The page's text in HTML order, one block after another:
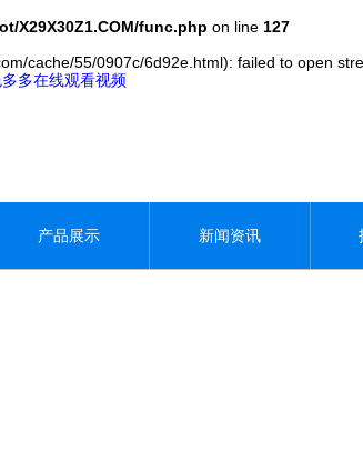
X29X30Z1.COM/func.php on line 127
cache/55/0907c/6d92e.html): failed to open
多在线观看视频
产品展示 新闻资讯